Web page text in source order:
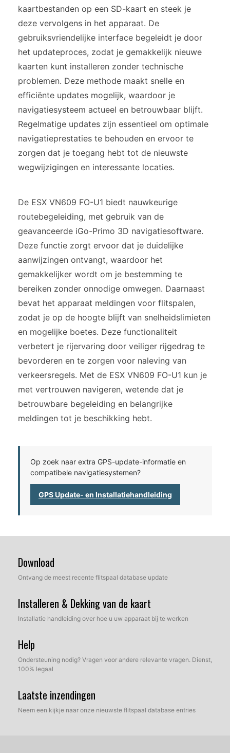
kaartbestanden op een SD-kaart en steek je
deze vervolgens in het apparaat. De
gebruiksvriendelijke interface begeleidt je door
het updateproces, zodat je gemakkelijk nieuwe
kaarten kunt installeren zonder technische
problemen. Deze methode maakt snelle en
efficiënte updates mogelijk, waardoor je
navigatiesysteem actueel en betrouwbaar blijft.
Regelmatige updates zijn essentieel om optimale
navigatieprestaties te behouden en ervoor te
zorgen dat je toegang hebt tot de nieuwste
wegwijzigingen en interessante locaties.
De ESX VN609 FO-U1 biedt nauwkeurige
routebegeleiding, met gebruik van de
geavanceerde iGo-Primo 3D navigatiesoftware.
Deze functie zorgt ervoor dat je duidelijke
aanwijzingen ontvangt, waardoor het
gemakkelijker wordt om je bestemming te
bereiken zonder onnodige omwegen. Daarnaast
bevat het apparaat meldingen voor flitspalen,
zodat je op de hoogte blijft van snelheidslimieten
en mogelijke boetes. Deze functionaliteit
verbetert je rijervaring door veiliger rijgedrag te
bevorderen en te zorgen voor naleving van
verkeersregels. Met de ESX VN609 FO-U1 kun je
met vertrouwen navigeren, wetende dat je
betrouwbare begeleiding en belangrijke
meldingen tot je beschikking hebt.
Op zoek naar extra GPS-update-informatie en
compatibele navigatiesystemen?
GPS Update- en Installatiehandleiding
Download
Ontvang de meest recente flitspaal database update
Installeren & Dekking van de kaart
Installatie handleiding over hoe u uw apparaat bij te werken
Help
Ondersteuning nodig? Vragen voor andere relevante vragen. Dienst,
100% legaal
Laatste inzendingen
Neem een kijkje naar onze nieuwste flitspaal database entries